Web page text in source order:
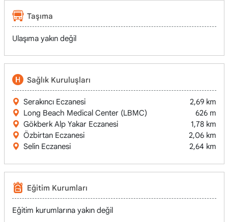
Taşıma
Ulaşıma yakın değil
Sağlık Kuruluşları
Serakıncı Eczanesi
2,69 km
Long Beach Medical Center (LBMC)
626 m
Gökberk Alp Yakar Eczanesi
1,78 km
Özbirtan Eczanesi
2,06 km
Selin Eczanesi
2,64 km
Eğitim Kurumları
Eğitim kurumlarına yakın değil